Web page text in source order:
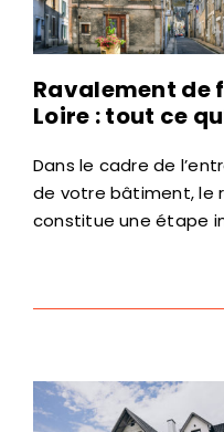
Ravalement de
Loire : tout ce
Dans le cadre de
de votre bâtiment, le
constitue une étape